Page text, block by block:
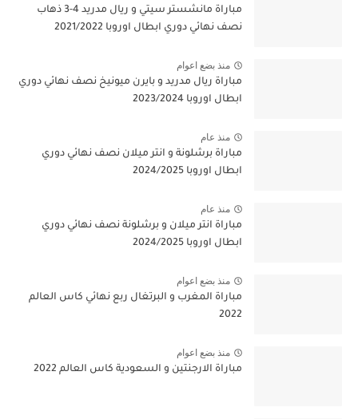
مباراة مانشستر سيتي و ريال مدريد 4-3 ذهاب
نصف نهائي دوري ابطال اوروبا 2021/2022
منذ بضع اعوام
مباراة ريال مدريد و بايرن ميونيخ نصف نهائي دوري
ابطال اوروبا 2023/2024
منذ عام
مباراة برشلونة و انتر ميلان نصف نهائي دوري
ابطال اوروبا 2024/2025
منذ عام
مباراة انتر ميلان و برشلونة نصف نهائي دوري
ابطال اوروبا 2024/2025
منذ بضع اعوام
مباراة المغرب و البرتغال ربع نهائي كاس العالم
2022
منذ بضع اعوام
مباراة الارجنتين و السعودية كاس العالم 2022